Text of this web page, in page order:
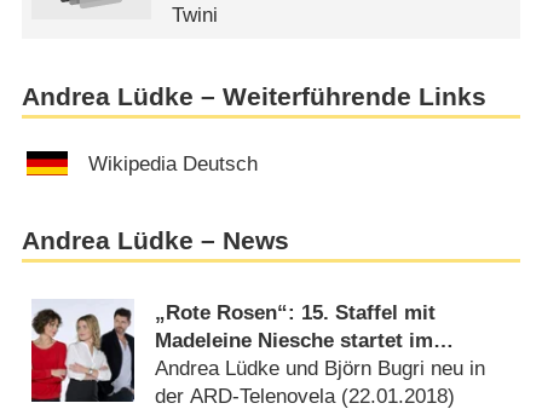
Twini
Andrea Lüdke – Weiterführende Links
Wikipedia Deutsch
Andrea Lüdke – News
„Rote Rosen“: 15. Staffel mit
Madeleine Niesche startet im
Februar
Andrea Lüdke und Björn Bugri neu in
der ARD-Telenovela (22.01.2018)